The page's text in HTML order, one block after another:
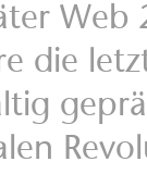
Web
die